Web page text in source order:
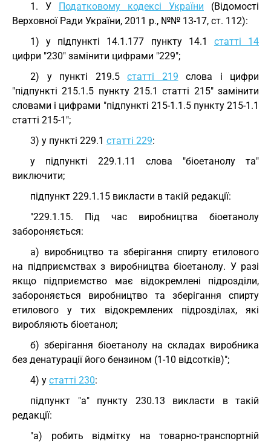
1. У Податковому кодексі України (Відомості
Верховної Ради України, 2011 р., №№ 13-17, ст. 112):
1) у підпункті 14.1.177 пункту 14.1 статті 14
цифри "230" замінити цифрами "229";
2) у пункті 219.5 статті 219 слова і цифри
"підпункті 215.1.5 пункту 215.1 статті 215" замінити
словами і цифрами "підпункті 215-1.1.5 пункту 215-1.1
статті 215-1";
3) у пункті 229.1 статті 229:
у підпункті 229.1.11 слова "біоетанолу та"
виключити;
підпункт 229.1.15 викласти в такій редакції:
"229.1.15. Під час виробництва біоетанолу
забороняється:
а) виробництво та зберігання спирту етилового
на підприємствах з виробництва біоетанолу. У разі
якщо підприємство має відокремлені підрозділи,
забороняється виробництво та зберігання спирту
етилового у тих відокремлених підрозділах, які
виробляють біоетанол;
б) зберігання біоетанолу на складах виробника
без денатурації його бензином (1-10 відсотків)";
4) у статті 230:
підпункт "а" пункту 230.13 викласти в такій
редакції:
"а) робить відмітку на товарно-транспортній